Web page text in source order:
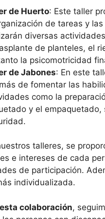
de Huerto: Este taller
de tareas y
diversas
de planteles, el
la psicomotricidad
de Jabones: En este
de fomentar las
como la
y el empaquetado,
talleres, se
e intereses de cada
de participación.
individualizada.
colaboración,